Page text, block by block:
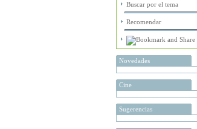
Buscar por el tema
Recomendar
Novedades
Cine
Sugerencias